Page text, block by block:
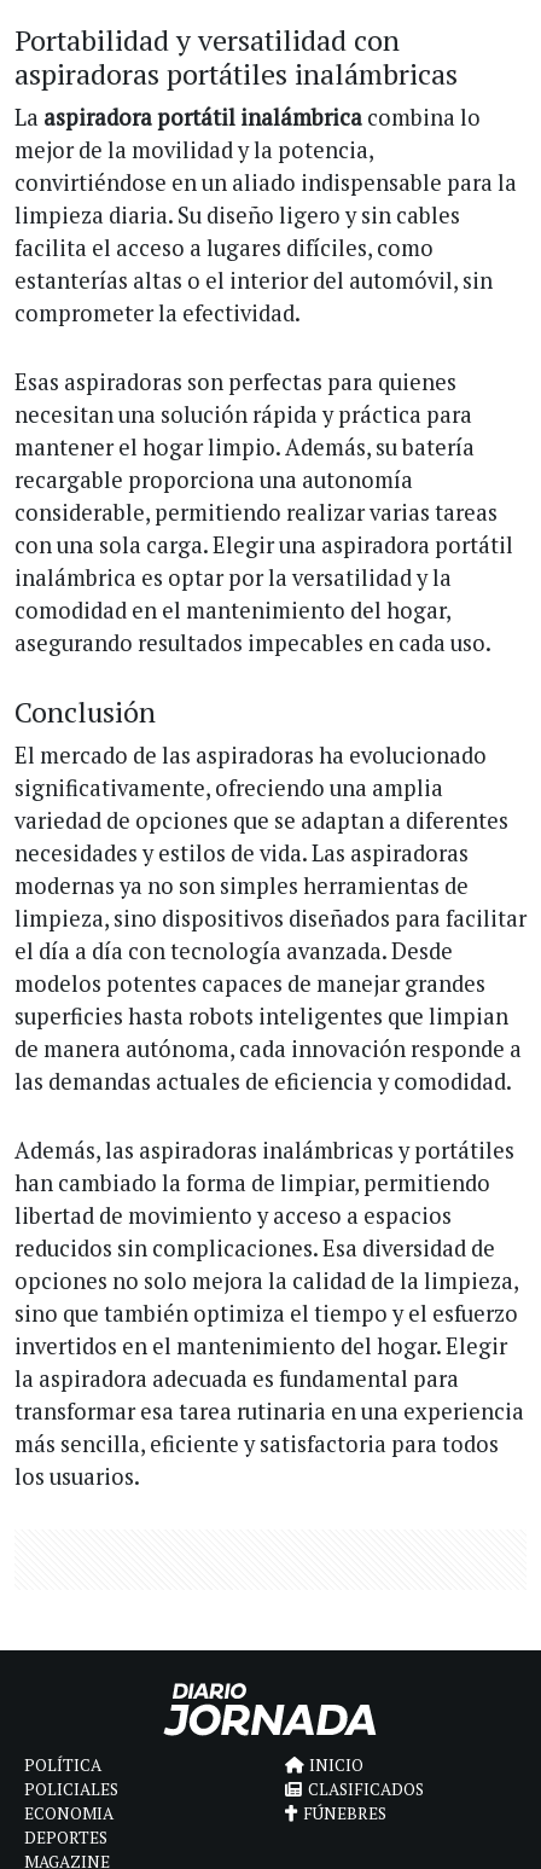
Portabilidad y versatilidad con
aspiradoras portátiles inalámbricas
La aspiradora portátil inalámbrica combina lo
mejor de la movilidad y la potencia,
convirtiéndose en un aliado indispensable para la
limpieza diaria. Su diseño ligero y sin cables
facilita el acceso a lugares difíciles, como
estanterías altas o el interior del automóvil, sin
comprometer la efectividad.
Esas aspiradoras son perfectas para quienes
necesitan una solución rápida y práctica para
mantener el hogar limpio. Además, su batería
recargable proporciona una autonomía
considerable, permitiendo realizar varias tareas
con una sola carga. Elegir una aspiradora portátil
inalámbrica es optar por la versatilidad y la
comodidad en el mantenimiento del hogar,
asegurando resultados impecables en cada uso.
Conclusión
El mercado de las aspiradoras ha evolucionado
significativamente, ofreciendo una amplia
variedad de opciones que se adaptan a diferentes
necesidades y estilos de vida. Las aspiradoras
modernas ya no son simples herramientas de
limpieza, sino dispositivos diseñados para facilitar
el día a día con tecnología avanzada. Desde
modelos potentes capaces de manejar grandes
superficies hasta robots inteligentes que limpian
de manera autónoma, cada innovación responde a
las demandas actuales de eficiencia y comodidad.
Además, las aspiradoras inalámbricas y portátiles
han cambiado la forma de limpiar, permitiendo
libertad de movimiento y acceso a espacios
reducidos sin complicaciones. Esa diversidad de
opciones no solo mejora la calidad de la limpieza,
sino que también optimiza el tiempo y el esfuerzo
invertidos en el mantenimiento del hogar. Elegir
la aspiradora adecuada es fundamental para
transformar esa tarea rutinaria en una experiencia
más sencilla, eficiente y satisfactoria para todos
los usuarios.
POLÍTICA
POLICIALES
ECONOMIA
DEPORTES
MAGAZINE
INICIO
CLASIFICADOS
FÚNEBRES